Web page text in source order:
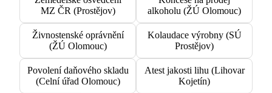
MZ ČR (Prostějov)
alkoholu (ŽÚ Olomouc)
Živnostenské oprávnění
(ŽÚ Olomouc)
Kolaudace výrobny (SÚ
Prostějov)
Povolení daňového skladu
(Celní úřad Olomouc)
Atest jakosti lihu (Lihovar
Kojetín)